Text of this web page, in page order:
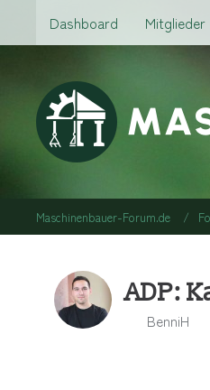
Dashboard Mitglieder
Maschinenbauer-Forum.de
ADP:
BenniH